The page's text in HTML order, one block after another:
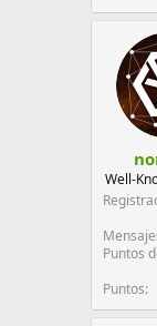
Well-
Puntos
Puntos